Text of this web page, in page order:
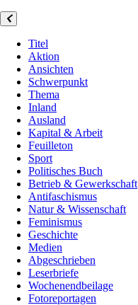
Titel
Aktion
Ansichten
Schwerpunkt
Thema
Inland
Ausland
Kapital & Arbeit
Feuilleton
Sport
Politisches Buch
Betrieb & Gewerkschaft
Antifaschismus
Natur & Wissenschaft
Feminismus
Geschichte
Medien
Abgeschrieben
Leserbriefe
Wochenendbeilage
Fotoreportagen